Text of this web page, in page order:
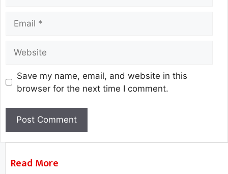
Save my name, email, and website in this
browser for the next time I comment.
Read More